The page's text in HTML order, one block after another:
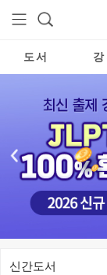
도 서 강
신간도서